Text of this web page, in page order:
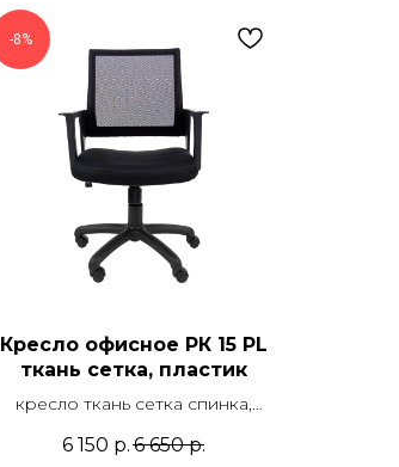
-8%
Кресло офисное РК 15 PL
ткань сетка, пластик
кресло ткань сетка спинка,
мм и подлокотники пластик,
6 150 р. 6 650 р.